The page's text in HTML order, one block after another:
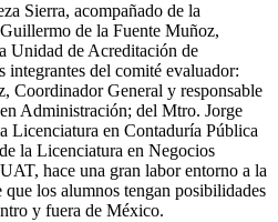
Sierra, acompañado de la
de la Fuente Muñoz,
Unidad de Acreditación de
integrantes del comité evaluador:
Coordinador General y responsable
Administración; del Mtro. Jorge
Licenciatura en Contaduría Pública
la Licenciatura en Negocios
hace una gran labor entorno a la
los alumnos tengan posibilidades
y fuera de México.